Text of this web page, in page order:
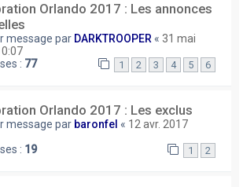
Orlando 2017 : Les annonces
message par DARKTROOPER « 31 mai
: 77 1 2 3 4 5 6
Orlando 2017 : Les exclus
message par baronfel « 12 avr. 2017
: 19 1 2